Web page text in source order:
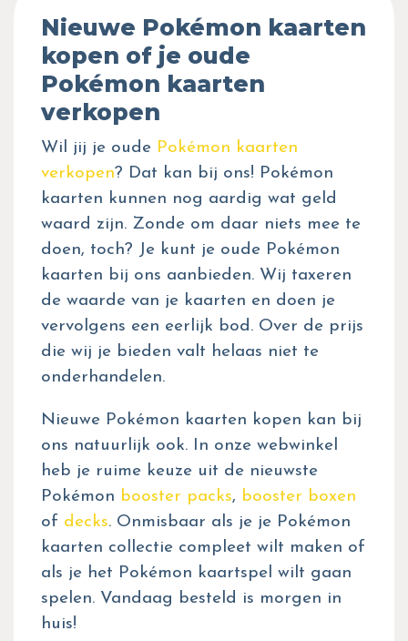
Nieuwe Pokémon kaarten
kopen of je oude
Pokémon kaarten
verkopen
Wil jij je oude Pokémon kaarten
verkopen? Dat kan bij ons! Pokémon
kaarten kunnen nog aardig wat geld
waard zijn. Zonde om daar niets mee te
doen, toch? Je kunt je oude Pokémon
kaarten bij ons aanbieden. Wij taxeren
de waarde van je kaarten en doen je
vervolgens een eerlijk bod. Over de prijs
die wij je bieden valt helaas niet te
onderhandelen.
Nieuwe Pokémon kaarten kopen kan bij
ons natuurlijk ook. In onze webwinkel
heb je ruime keuze uit de nieuwste
Pokémon booster packs, booster boxen
of decks. Onmisbaar als je je Pokémon
kaarten collectie compleet wilt maken of
als je het Pokémon kaartspel wilt gaan
spelen. Vandaag besteld is morgen in
huis!